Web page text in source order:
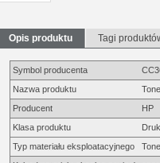
Opis produktu Tagi
Symbol producenta
Nazwa produktu
Producent
HP
Klasa produktu
Typ materiału eksploatacyjnego